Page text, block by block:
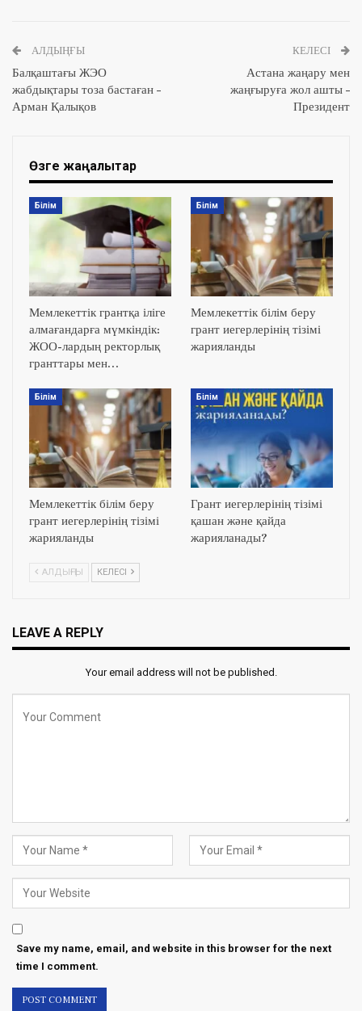
АЛДЫҢҒЫ
Балқаштағы ЖЭО
жабдықтары тоза бастаған –
Арман Қалықов
КЕЛЕСІ
Астана жаңару мен
жаңғыруға жол ашты –
Президент
Өзге жаңалықтар
Білім
Мемлекеттік грантқа іліге
алмағандарға мүмкіндік:
ЖОО-лардың ректорлық
гранттары мен…
Білім
Мемлекеттік білім беру
грант иегерлерінің тізімі
жарияланды
Білім
Мемлекеттік білім беру
грант иегерлерінің тізімі
жарияланды
Білім
Грант иегерлерінің тізімі
қашан және қайда
жарияланады?
АЛДЫҢҒЫ КЕЛЕСІ
LEAVE A REPLY
Your email address will not be published.
Save my name, email, and website in this browser for the next
time I comment.